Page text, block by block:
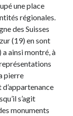
une place
régionales.
des Suisses
(19) en sont
a ainsi montré, à
pierre
s’agit
monuments